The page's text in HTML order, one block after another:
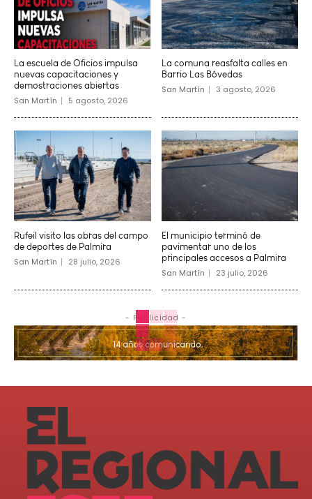
La escuela de Oficios impulsa
nuevas capacitaciones y
demostraciones abiertas
San Martín 5 agosto, 2026
La comuna reasfalta calles en
Barrio Las Bóvedas
San Martín 3 agosto, 2026
Rufeil visito las obras del campo
de deportes de Palmira
San Martín 28 julio, 2026
El municipio terminó de
pavimentar uno de los
principales accesos a Palmira
San Martín 23 julio, 2026
- Publicidad -